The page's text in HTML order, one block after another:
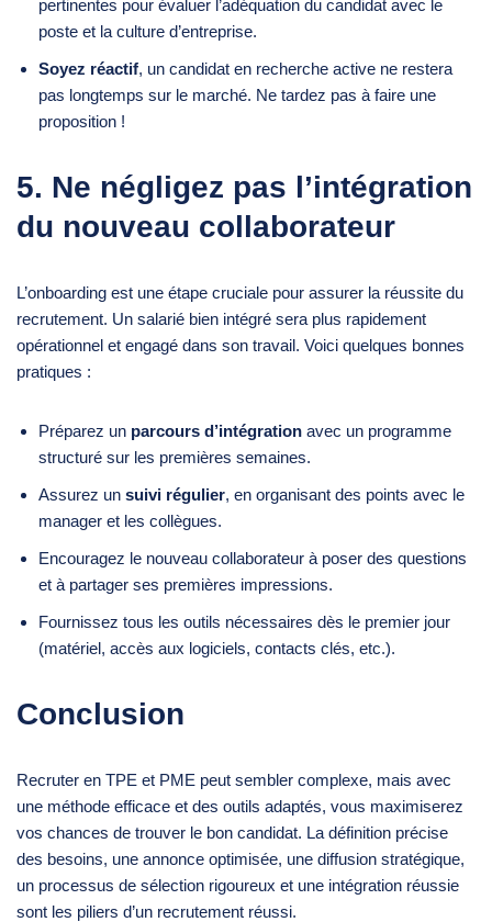
pertinentes pour évaluer l’adéquation du candidat avec le
poste et la culture d’entreprise.
Soyez réactif, un candidat en recherche active ne restera
pas longtemps sur le marché. Ne tardez pas à faire une
proposition !
5. Ne négligez pas l’intégration
du nouveau collaborateur
L’onboarding est une étape cruciale pour assurer la réussite du
recrutement. Un salarié bien intégré sera plus rapidement
opérationnel et engagé dans son travail. Voici quelques bonnes
pratiques :
Préparez un parcours d’intégration avec un programme
structuré sur les premières semaines.
Assurez un suivi régulier, en organisant des points avec le
manager et les collègues.
Encouragez le nouveau collaborateur à poser des questions
et à partager ses premières impressions.
Fournissez tous les outils nécessaires dès le premier jour
(matériel, accès aux logiciels, contacts clés, etc.).
Conclusion
Recruter en TPE et PME peut sembler complexe, mais avec
une méthode efficace et des outils adaptés, vous maximiserez
vos chances de trouver le bon candidat. La définition précise
des besoins, une annonce optimisée, une diffusion stratégique,
un processus de sélection rigoureux et une intégration réussie
sont les piliers d’un recrutement réussi.